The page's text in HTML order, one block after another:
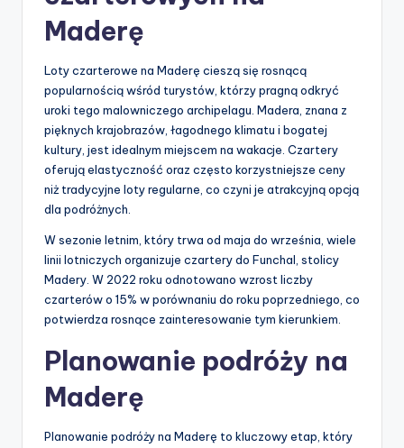
Maderę
Loty czarterowe na Maderę cieszą się rosnącą
popularnością wśród turystów, którzy pragną odkryć
uroki tego malowniczego archipelagu. Madera, znana z
pięknych krajobrazów, łagodnego klimatu i bogatej
kultury, jest idealnym miejscem na wakacje. Czartery
oferują elastyczność oraz często korzystniejsze ceny
niż tradycyjne loty regularne, co czyni je atrakcyjną opcją
dla podróżnych.
W sezonie letnim, który trwa od maja do września, wiele
linii lotniczych organizuje czartery do Funchal, stolicy
Madery. W 2022 roku odnotowano wzrost liczby
czarterów o 15% w porównaniu do roku poprzedniego, co
potwierdza rosnące zainteresowanie tym kierunkiem.
Planowanie podróży na
Maderę
Planowanie podróży na Maderę to kluczowy etap, który